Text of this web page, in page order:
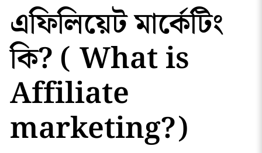
এফিলিয়েট মার্কেটিং
কি? ( What is
Affiliate
marketing?)